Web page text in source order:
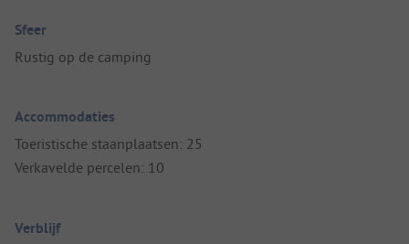
Sfeer
Rustig op de camping
Accommodaties
Toeristische staanplaatsen: 25
Verkavelde percelen: 10
Verblijf